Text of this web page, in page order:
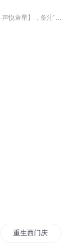
重生西门庆